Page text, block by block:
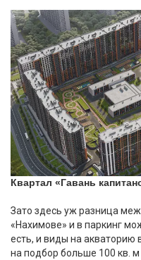
Квартал «Гавань
Зато здесь уж разница
«Нахимове» и в паркинг
есть, и виды на акваторию
на подбор больше 100 кв.